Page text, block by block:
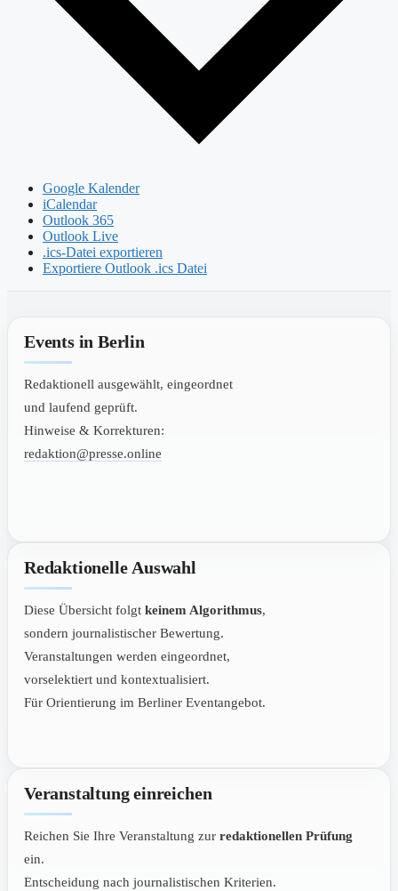
Google Kalender
iCalendar
Outlook 365
Outlook Live
.ics-Datei exportieren
Exportiere Outlook .ics Datei
Events in Berlin
Redaktionell ausgewählt, eingeordnet
und laufend geprüft.
Hinweise & Korrekturen:
redaktion@presse.online
Redaktionelle Auswahl
Diese Übersicht folgt keinem Algorithmus,
sondern journalistischer Bewertung.
Veranstaltungen werden eingeordnet,
vorselektiert und kontextualisiert.
Für Orientierung im Berliner Eventangebot.
Veranstaltung einreichen
Reichen Sie Ihre Veranstaltung zur redaktionellen Prüfung
ein.
Entscheidung nach journalistischen Kriterien.